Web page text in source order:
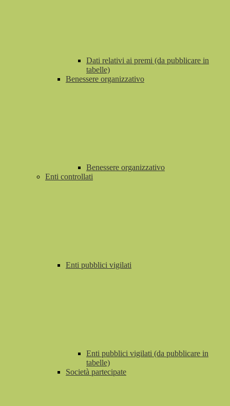
Dati relativi ai premi (da pubblicare in
tabelle)
Benessere organizzativo
Benessere organizzativo
Enti controllati
Enti pubblici vigilati
Enti pubblici vigilati (da pubblicare in
tabelle)
Società partecipate